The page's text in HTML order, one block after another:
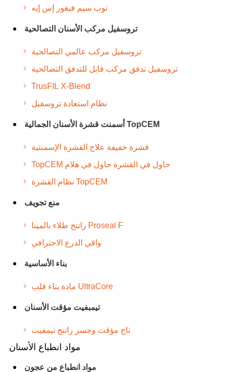
توب سيم فيغور إس إيه
تروسفيل مركب الأسنان التصالحية
تروسفيل مركب عالمي التصالحية
تروسفيل تدفق مركب قابل للتدفق التصالحية
TrusFIL X-Blend
نظام استعادة تروسفيل
أسمنت قشرة الأسنان الجمالية TopCEM
قشرة خفيفة علاج القشرة الإسمنتية
TopCEM حاول في القشرة حاول في هلام
نظام القشرة TopCEM
منع تجويف
راتنج طلاء بالمينا Proseal F
واقي الدرع الاحترافي
بناء الأساسية
مادة بناء قلب UltraCore
تيمبفيت مؤقت الأسنان
تاج مؤقت وجسر راتنج تيمفيت
مواد انطباع الأسنان
مواد انطباع من عجون